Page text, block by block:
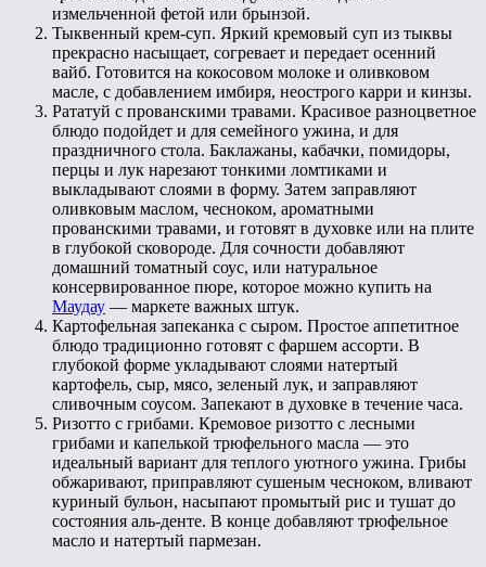
измельченной фетой или брынзой.
Тыквенный крем-суп. Яркий кремовый суп из тыквы
прекрасно насыщает, согревает и передает осенний
вайб. Готовится на кокосовом молоке и оливковом
масле, с добавлением имбиря, неострого карри и кинзы.
Рататуй с прованскими травами. Красивое разноцветное
блюдо подойдет и для семейного ужина, и для
праздничного стола. Баклажаны, кабачки, помидоры,
перцы и лук нарезают тонкими ломтиками и
выкладывают слоями в форму. Затем заправляют
оливковым маслом, чесноком, ароматными
прованскими травами, и готовят в духовке или на плите
в глубокой сковороде. Для сочности добавляют
домашний томатный соус, или натуральное
консервированное пюре, которое можно купить на
Маудау — маркете важных штук.
Картофельная запеканка с сыром. Простое аппетитное
блюдо традиционно готовят с фаршем ассорти. В
глубокой форме укладывают слоями натертый
картофель, сыр, мясо, зеленый лук, и заправляют
сливочным соусом. Запекают в духовке в течение часа.
Ризотто с грибами. Кремовое ризотто с лесными
грибами и капелькой трюфельного масла — это
идеальный вариант для теплого уютного ужина. Грибы
обжаривают, приправляют сушеным чесноком, вливают
куриный бульон, насыпают промытый рис и тушат до
состояния аль-денте. В конце добавляют трюфельное
масло и натертый пармезан.